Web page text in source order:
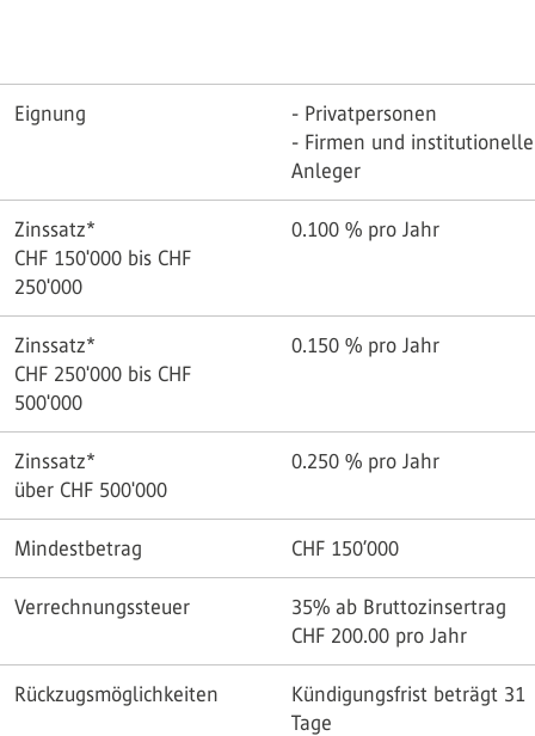
Eignung
- Privatpersonen
- Firmen und institutionelle
Anleger
Zinssatz*
CHF 150'000 bis CHF
250'000
0.100 % pro Jahr
Zinssatz*
CHF 250'000 bis CHF
500'000
0.150 % pro Jahr
Zinssatz*
über CHF 500'000
0.250 % pro Jahr
Mindestbetrag CHF 150’000
Verrechnungssteuer
35% ab Bruttozinsertrag
CHF 200.00 pro Jahr
Rückzugsmöglichkeiten
Kündigungsfrist beträgt 31
Tage